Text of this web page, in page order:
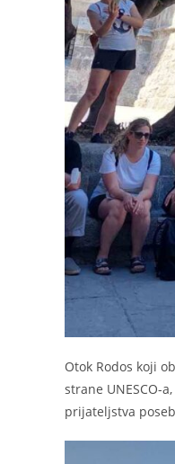
Otok Rodos koji
strane UNESCO-
prijateljstva